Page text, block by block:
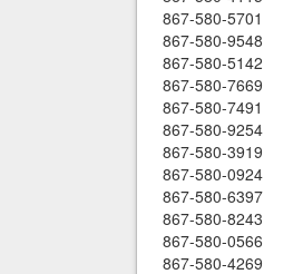
867-580-5701
867-580-9548
867-580-5142
867-580-7669
867-580-7491
867-580-9254
867-580-3919
867-580-0924
867-580-6397
867-580-8243
867-580-0566
867-580-4269